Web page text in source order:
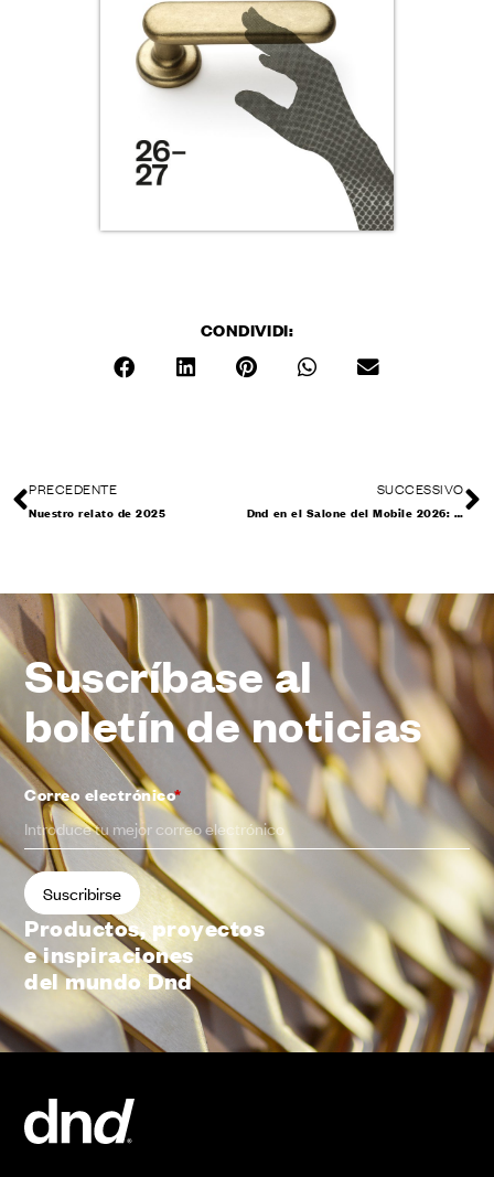
CONDIVIDI:
PRECEDENTE
Nuestro relato de 2025
SUCCESSIVO
Dnd en el Salone del Mobile 2026: Milán, 21–26 de abril
Suscríbase al
boletín de noticias
Correo electrónico*
Productos, proyectos
e inspiraciones
del mundo Dnd